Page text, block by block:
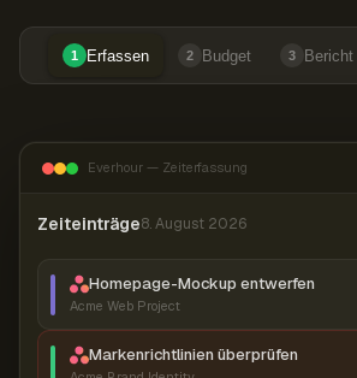
1 Erfassen 2 Budget 3 Bericht
Everhour — Zeiterfassung
Zeiteinträge8. August 2026
Homepage-Mockup entwerfen
Acme Web Project
Markenrichtlinien überprüfen